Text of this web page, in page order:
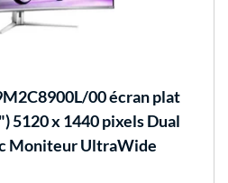
00 écran plat
5120 x 1440 pixels Dual
Moniteur UltraWide